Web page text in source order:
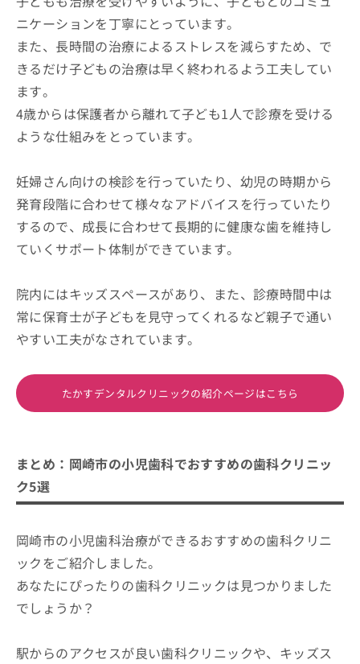
ニケーションを丁寧にとっています。
また、長時間の治療によるストレスを減らすため、で
きるだけ子どもの治療は早く終われるよう工夫してい
ます。
4歳からは保護者から離れて子ども1人で診療を受ける
ような仕組みをとっています。
妊婦さん向けの検診を行っていたり、幼児の時期から
発育段階に合わせて様々なアドバイスを行っていたり
するので、成長に合わせて長期的に健康な歯を維持し
ていくサポート体制ができています。
院内にはキッズスペースがあり、また、診療時間中は
常に保育士が子どもを見守ってくれるなど親子で通い
やすい工夫がなされています。
たかすデンタルクリニックの紹介ページはこちら
まとめ：岡崎市の小児歯科でおすすめの歯科クリニッ
ク5選
岡崎市の小児歯科治療ができるおすすめの歯科クリニ
ックをご紹介しました。
あなたにぴったりの歯科クリニックは見つかりました
でしょうか？
駅からのアクセスが良い歯科クリニックや、キッズス